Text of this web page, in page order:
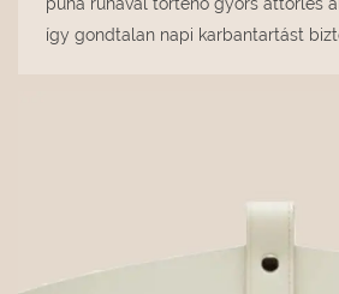
így gondtalan napi karbantartást